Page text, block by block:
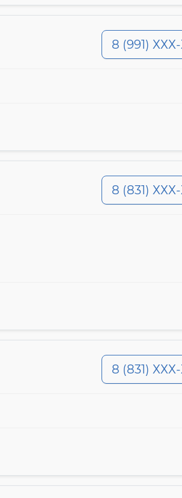
8 (991)
8 (831)
8 (831)